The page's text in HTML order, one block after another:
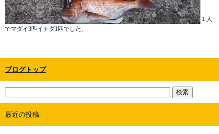
１人
でマダイ3匹イナダ1匹でした。
ブログトップ
最近の投稿